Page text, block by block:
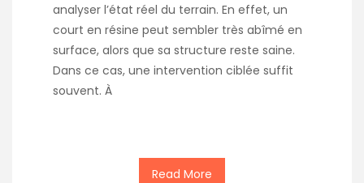
analyser l’état réel du terrain. En effet, un
court en résine peut sembler très abîmé en
surface, alors que sa structure reste saine.
Dans ce cas, une intervention ciblée suffit
souvent. À
Read More